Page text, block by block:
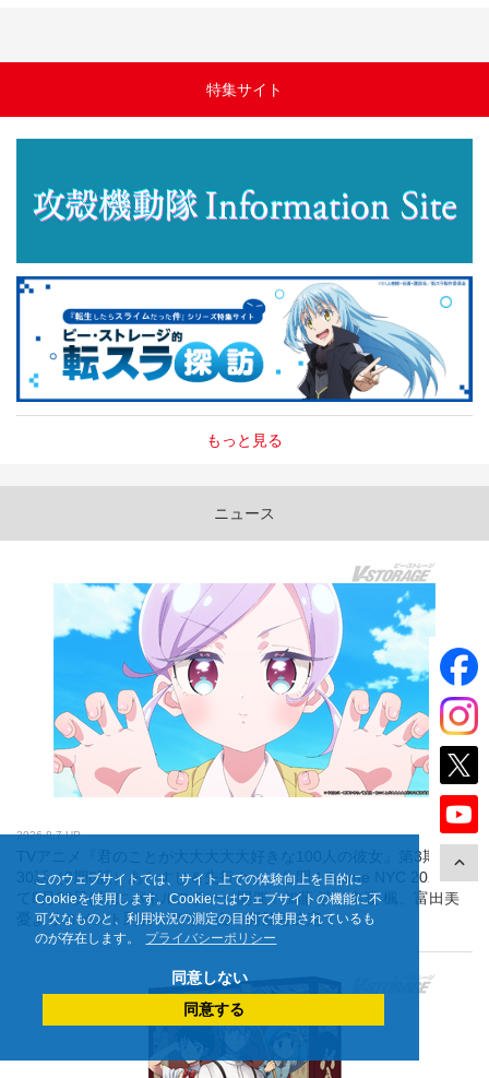
このウェブサイトでは、サイト上での体験向上を目的に
Cookieを使用します。Cookieにはウェブサイトの機能に不
可欠なものと、利用状況の測定の目的で使用されているも
のが存在します。
プライバシーポリシー
同意しない
同意する
特集サイト
もっと見る
ニュース
2026.8.7 UP
TVアニメ『君のことが大大大大大好きな100人の彼女』第3期 第
30話（3期6話）あらすじ＆先行カット公開！Anime NYC 2026に
て8月22日(土)にパネルステージ開催！加藤 渉、本渡 楓、富田美
憂よりコメント到着！サイン会の開催も決定！